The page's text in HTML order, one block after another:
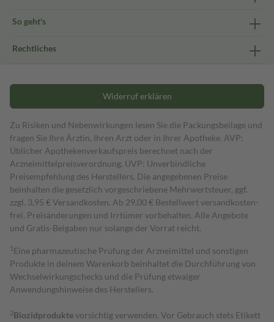
So geht's
Rechtliches
Widerruf erklären
Zu Risiken und Nebenwirkungen lesen Sie die Packungsbeilage und
fragen Sie Ihre Ärztin, Ihren Arzt oder in Ihrer Apotheke. AVP:
Üblicher Apothekenverkaufspreis berechnet nach der
Arzneimittelpreisverordnung. UVP: Unverbindliche
Preisempfehlung des Herstellers. Die angegebenen Preise
beinhalten die gesetzlich vorgeschriebene Mehrwertsteuer, ggf.
zzgl. 3,95 € Versandkosten. Ab 29,00 € Bestell­wert versand­kosten­
frei. Preisänderungen und Irrtümer vorbehalten. Alle Angebote
und Gratis-Beigaben nur solange der Vorrat reicht.
1 Eine pharmazeutische Prüfung der Arzneimittel und sonstigen
Produkte in deinem Warenkorb beinhaltet die Durchführung von
Wechselwirkungschecks und die Prüfung etwaiger
Anwendungshinweise des Herstellers.
2Biozidproduktevorsichtig verwenden. Vor Gebrauch stets Etikett